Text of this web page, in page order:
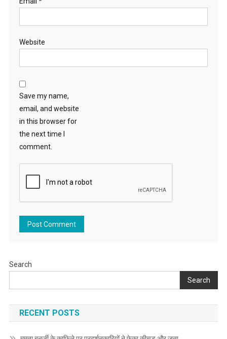
Website
Save my name,
email, and website
in this browser for
the next time I
comment.
Search
Search
RECENT POSTS